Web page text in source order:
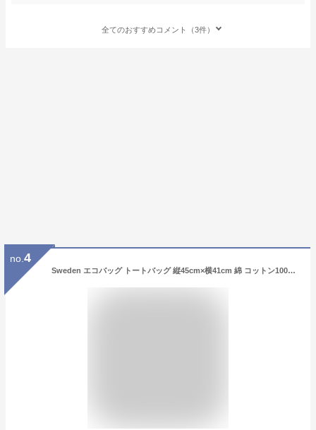
全てのおすすめコメント（3件）
no. 4
Sweden エコバッグ トートバッグ 縦45cm×横41cm 綿 コットン100% スウェーデン 北欧 輸入雑貨 かわいい キュート